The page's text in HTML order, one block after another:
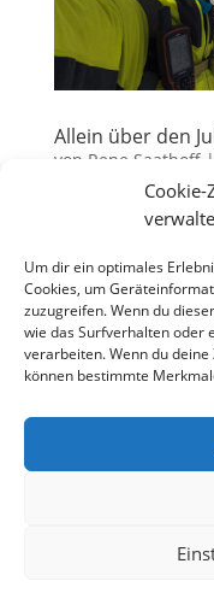
Um dir ein optimales
Cookies, um
zuzugreifen. Wenn du
wie das Surfverhalten oder
verarbeiten. Wenn du
können bestimmte
Allein über den
von Rene Saathoff|
Jedes Mal, wenn
Jubiläumsgrat
luftigen
höchstem Berg
hat man einen